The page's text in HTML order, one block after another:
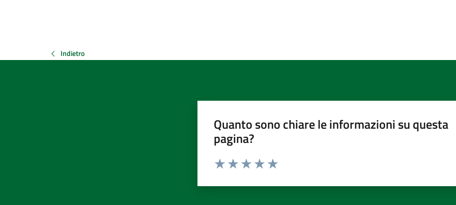
Indietro
Quanto sono chiare le informazioni su questa
pagina?
Valuta da 1 a 5 stelle la pagina